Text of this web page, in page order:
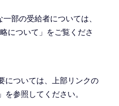
部の受給者については、
について」をご覧くださ
については、上部リンクの
を参照してください。